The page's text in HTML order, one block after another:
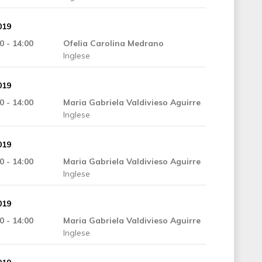
- 14:00
Ofelia Carolina Medrano
Inglese
- 14:00
Maria Gabriela Valdivieso Aguirre
Inglese
- 14:00
Maria Gabriela Valdivieso Aguirre
Inglese
- 14:00
Maria Gabriela Valdivieso Aguirre
Inglese